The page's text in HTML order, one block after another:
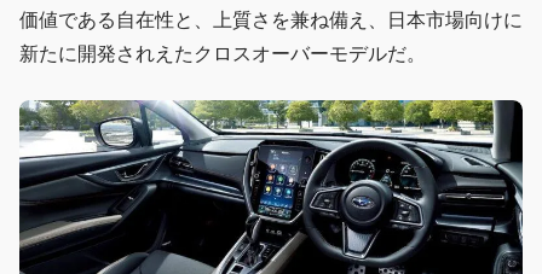
価値である自在性と、上質さを兼ね備え、日本市場向けに
新たに開発されえたクロスオーバーモデルだ。